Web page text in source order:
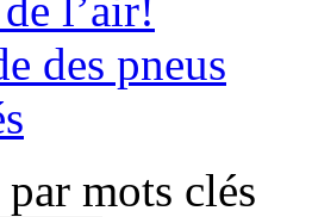
des pneus
mots clés